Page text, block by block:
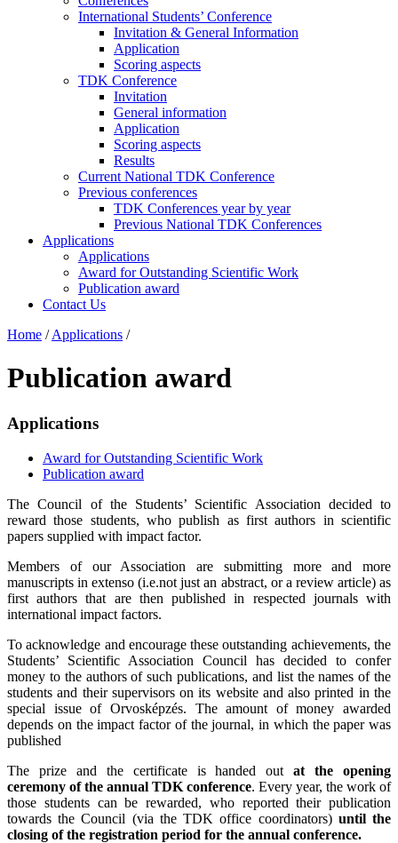
International Students’ Conference
Invitation & General Information
Application
Scoring aspects
TDK Conference
Invitation
General information
Application
Scoring aspects
Results
Current National TDK Conference
Previous conferences
TDK Conferences year by year
Previous National TDK Conferences
Applications
Applications
Award for Outstanding Scientific Work
Publication award
Contact Us
Home / Applications /
Publication award
Applications
Award for Outstanding Scientific Work
Publication award
The Council of the Students’ Scientific Association decided to
reward those students, who publish as first authors in scientific
papers supplied with impact factor.
Members of our Association are submitting more and more
manuscripts in extenso (i.e.not just an abstract, or a review article) as
first authors that are then published in respected journals with
international impact factors.
To acknowledge and encourage these outstanding achievements, the
Students’ Scientific Association Council has decided to confer
money to the authors of such publications, and list the names of the
students and their supervisors on its website and also printed in the
special issue of Orvosképzés. The amount of money awarded
depends on the impact factor of the journal, in which the paper was
published
The prize and the certificate is handed outat the opening
ceremony of the annual TDK conference. Every year, the work of
those students can be rewarded, who reported their publication
towards the Council (via the TDK office coordinators) until the
closing of the registration period for the annual conference.